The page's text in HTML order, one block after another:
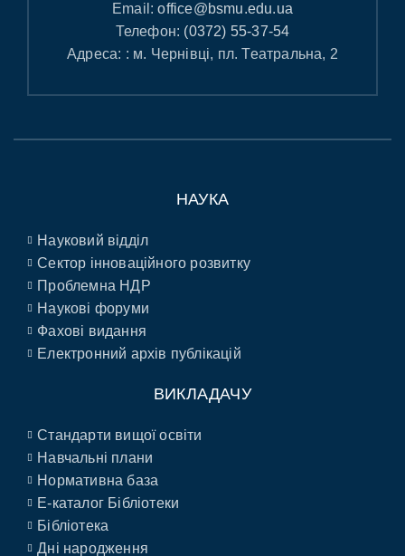
Email:office@bsmu.edu.ua
Телефон: (0372) 55-37-54
Адреса: : м. Чернівці, пл. Театральна, 2
НАУКА
Науковий відділ
Сектор інноваційного розвитку
Проблемна НДР
Наукові форуми
Фахові видання
Електронний архів публікацій
ВИКЛАДАЧУ
Стандарти вищої освіти
Навчальні плани
Нормативна база
E-каталог Бібліотеки
Бібліотека
Дні народження